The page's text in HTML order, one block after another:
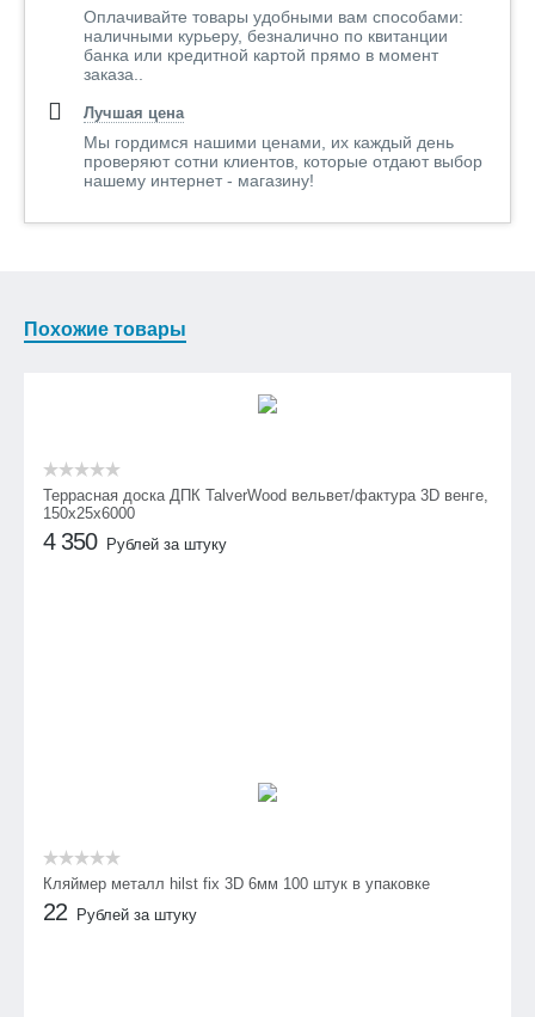
Оплачивайте товары удобными вам способами:
наличными курьеру, безналично по квитанции
банка или кредитной картой прямо в момент
заказа..
Лучшая цена
Мы гордимся нашими ценами, их каждый день
проверяют сотни клиентов, которые отдают выбор
нашему интернет - магазину!
Похожие товары
Террасная доска ДПК TalverWood вельвет/фактура 3D венге,
150х25х6000
4 350 Рублей за штуку
Кляймер металл hilst fix 3D 6мм 100 штук в упаковке
22 Рублей за штуку